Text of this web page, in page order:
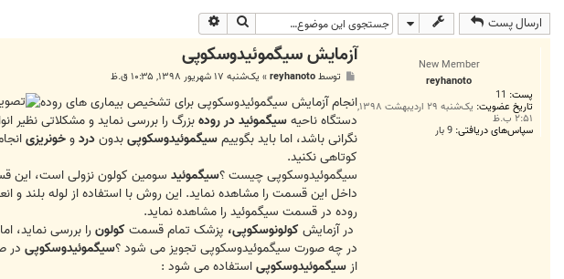
ارسال پست جستجو
New Member
reyhanoto
پست: 11
تاریخ عضویت: یک‌شنبه ۲۹ اردیبهشت ۱۳۹۸,
۲:۵۱ ب.ظ
سپاس‌های دریافتی: 9 بار
آزمایش سیگموئیدوسکوپی
ت
توسطreyhanoto
» یک‌شنبه ۱۷ شهریور ۱۳۹۸, ۱۰:۳۵ ق.ظ
انجام آزمایش سیگموئیدوسکوپی برای تشخیص بیماری های روده
دستگاه ناحیهسیگموئید در رودهبزرگ را بررسی نماید و مشکلاتی نظیر
نگرانی باشد، اما باید بگوییمسیگموئیدوسکوپیبدوندردوخونریزی
کوتاهی نکنید.
سیگموئیدوسکوپی چیست ؟سیگموئید سومین کولون نزولی است، این
داخل این قسمت را مشاهده نماید. این روش با استفاده از لوله بلند و
روده در قسمت سیگموئید را مشاهده نماید.
در آزمایش کولونوسکوپی، پزشک تمام قسمت کولونرا بررسی نماید،
در چه صورت سیگموئیدوسکوپی تجویز می شود ؟سیگموئیدوسکوپی در
ازسیگموئیدوسکوپیاستفاده می شود :